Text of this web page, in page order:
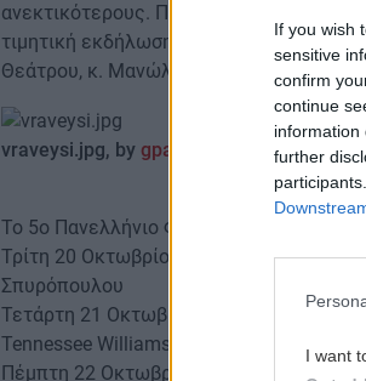
If you wish
sensitive
confirm
continue
information
further
I want
ανεκτικότερους. Πιο ανθρώπινους»
τιμητική εκδήλωση ο αντιπρόεδρος
Θεάτρου, κ. Μανώλης Γεωργαλάκης.
vraveysi.jpg, by gpapadakis
Το 5ο Πανελλήνιο Φεστιβάλ
Τρίτη 20 Οκτωβρίου Θεατρική σκηνή
Σπυρόπουλου
Τετάρτη 21 Οκτωβρίου Δημοτική
Tennessee Williams
Πέμπτη 22 Οκτωβρίου Θεατρική Ομάδα